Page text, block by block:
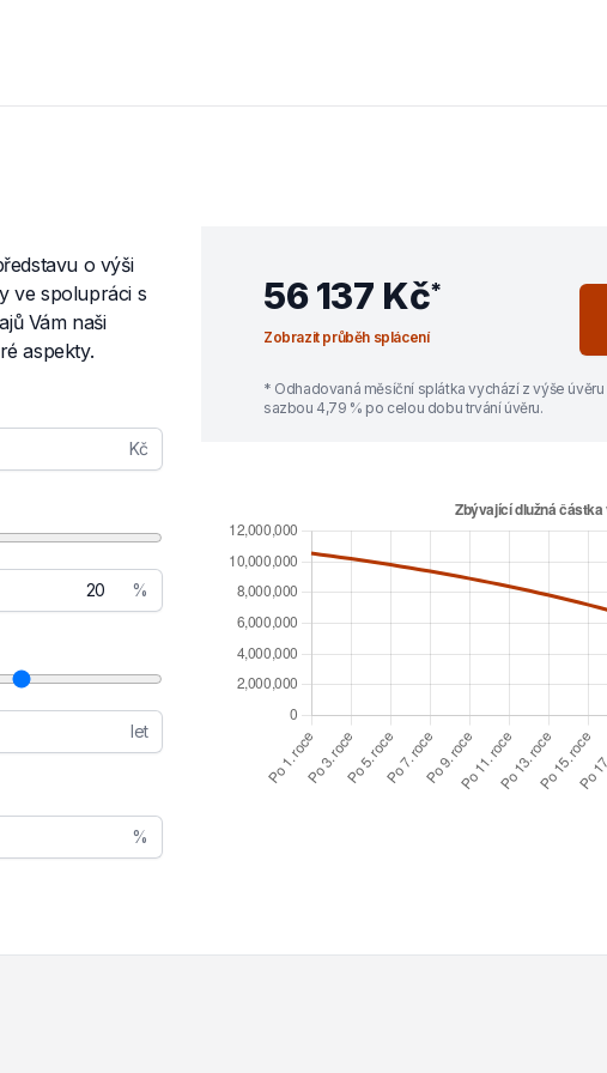
o výši
ve spolupráci s
Vám naši
aspekty.
Kč
%
let
%
56 137 Kč*
Zobrazit průběh splácení
* Odhadovaná měsíční splátka vychází z výše úvěru
sazbou 4,79 % po celou dobu trvání úvěru.